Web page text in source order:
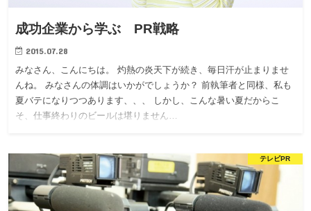
成功企業から学ぶ PR戦略
2015.07.28
みなさん、こんにちは。 灼熱の炎天下が続き、毎日汗が止まりませ
んね。 みなさんの体調はいかがでしょうか？ 前執筆者と同様、私も
夏バテになりつつあります、、、 しかし、こんな暑い夏だからこ
そ、仕事終わりのビールは堪りません…
テレビPR